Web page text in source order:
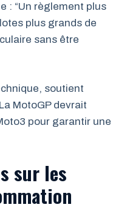
: “Un règlement plus
plus grands de
sans être
soutient
MotoGP devrait
pour garantir une
sur les